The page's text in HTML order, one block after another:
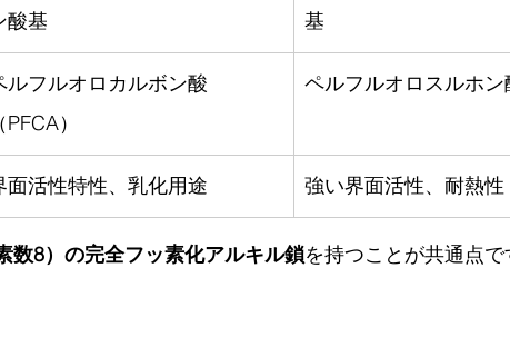
酸基
基
ルフルオロカルボン酸
（PFCA）
ペルフルオロスルホン
面活性特性、乳化用途 強い界面活性、耐熱性
数8）の完全フッ素化アルキル鎖を持つことが共通点で